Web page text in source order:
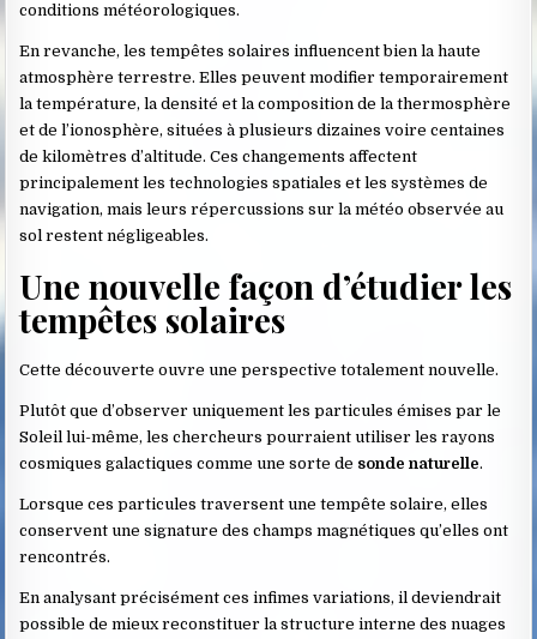
conditions météorologiques.
En revanche, les tempêtes solaires influencent bien la haute
atmosphère terrestre. Elles peuvent modifier temporairement
la température, la densité et la composition de la thermosphère
et de l’ionosphère, situées à plusieurs dizaines voire centaines
de kilomètres d’altitude. Ces changements affectent
principalement les technologies spatiales et les systèmes de
navigation, mais leurs répercussions sur la météo observée au
sol restent négligeables.
Une nouvelle façon d’étudier les
tempêtes solaires
Cette découverte ouvre une perspective totalement nouvelle.
Plutôt que d’observer uniquement les particules émises par le
Soleil lui-même, les chercheurs pourraient utiliser les rayons
cosmiques galactiques comme une sorte de sonde naturelle.
Lorsque ces particules traversent une tempête solaire, elles
conservent une signature des champs magnétiques qu’elles ont
rencontrés.
En analysant précisément ces infimes variations, il deviendrait
possible de mieux reconstituer la structure interne des nuages